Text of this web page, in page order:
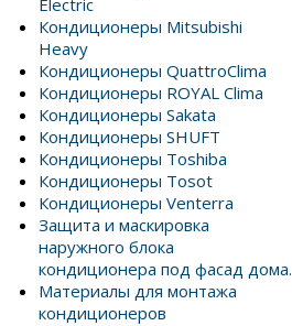
Electric
Кондиционеры Mitsubishi
Heavy
Кондиционеры QuattroClima
Кондиционеры ROYAL Clima
Кондиционеры Sakata
Кондиционеры SHUFT
Кондиционеры Toshiba
Кондиционеры Tosot
Кондиционеры Venterra
Защита и маскировка
наружного блока
кондиционера под фасад дома.
Материалы для монтажа
кондиционеров